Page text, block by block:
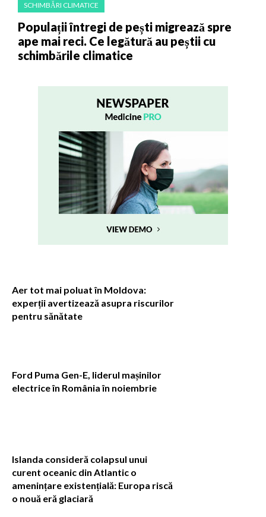
SCHIMBĂRI CLIMATICE
Populații întregi de pești migrează spre
ape mai reci. Ce legătură au peștii cu
schimbările climatice
Aer tot mai poluat în Moldova:
experții avertizează asupra riscurilor
pentru sănătate
Ford Puma Gen-E, liderul mașinilor
electrice în România în noiembrie
Islanda consideră colapsul unui
curent oceanic din Atlantic o
amenințare existențială: Europa riscă
o nouă eră glaciară